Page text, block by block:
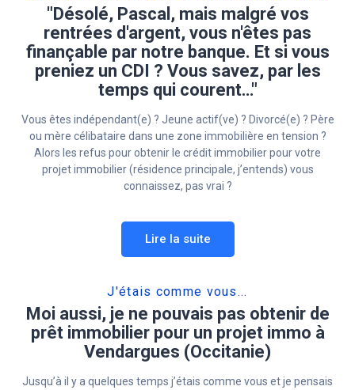
"Désolé, Pascal, mais malgré vos
rentrées d'argent, vous n'êtes pas
finançable par notre banque. Et si vous
preniez un CDI ? Vous savez, par les
temps qui courent…"
Vous êtes indépendant(e) ? Jeune actif(ve) ? Divorcé(e) ? Père
ou mère célibataire dans une zone immobilière en tension ?
Alors les refus pour obtenir le crédit immobilier pour votre
projet immobilier (résidence principale, j’entends) vous
connaissez, pas vrai ?
Lire la suite
J'étais comme vous...
Moi aussi, je ne pouvais pas obtenir de
prêt immobilier pour un projet immo à
Vendargues (Occitanie)
Jusqu’à il y a quelques temps j’étais comme vous et je pensais